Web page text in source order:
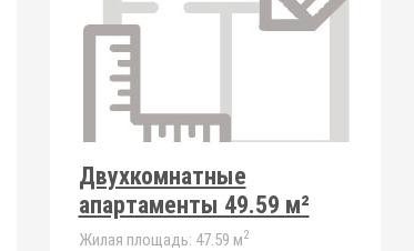
Двухкомнатные
апартаменты 49.59 м²
Жилая площадь: 47.59 м2